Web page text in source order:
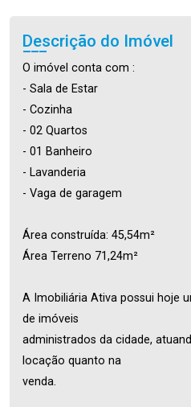
Descrição do Imóvel
O imóvel conta com :
- Sala de Estar
- Cozinha
- 02 Quartos
- 01 Banheiro
- Lavanderia
- Vaga de garagem
Área construída: 45,54m²
Área Terreno 71,24m²
A Imobiliária Ativa possui hoje
de imóveis
administrados da cidade,
locação quanto na
venda.